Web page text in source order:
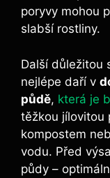
poryvy mohou
slabší ⁢rostliny.
Další důležitou
nejlépe daří v
půdě, která⁣ je
těžkou⁢ jílovitou
kompostem
vodu. ​Před
půdy –